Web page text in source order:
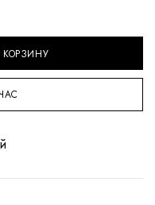
КОРЗИНУ